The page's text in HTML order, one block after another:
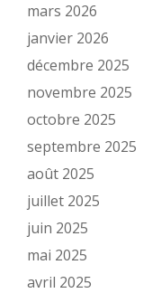
mars 2026
janvier 2026
décembre 2025
novembre 2025
octobre 2025
septembre 2025
août 2025
juillet 2025
juin 2025
mai 2025
avril 2025